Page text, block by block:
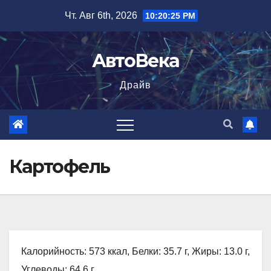
содержимому
Чт. Авг 6th, 2026 10:20:26 PM
АвтоВека
Драйв
Картофель
Калорийность: 573 ккал, Белки: 35.7 г, Жиры: 13.0 г,